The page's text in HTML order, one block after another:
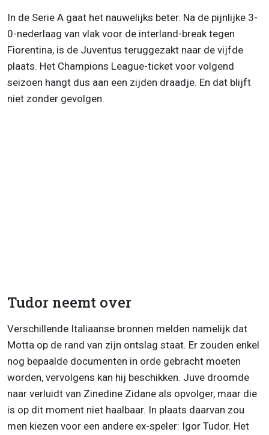
In de Serie A gaat het nauwelijks beter. Na de pijnlijke 3-
0-nederlaag van vlak voor de interland-break tegen
Fiorentina, is de Juventus teruggezakt naar de vijfde
plaats. Het Champions League-ticket voor volgend
seizoen hangt dus aan een zijden draadje. En dat blijft
niet zonder gevolgen.
Tudor neemt over
Verschillende Italiaanse bronnen melden namelijk dat
Motta op de rand van zijn ontslag staat. Er zouden enkel
nog bepaalde documenten in orde gebracht moeten
worden, vervolgens kan hij beschikken. Juve droomde
naar verluidt van Zinedine Zidane als opvolger, maar die
is op dit moment niet haalbaar. In plaats daarvan zou
men kiezen voor een andere ex-speler: Igor Tudor. Het